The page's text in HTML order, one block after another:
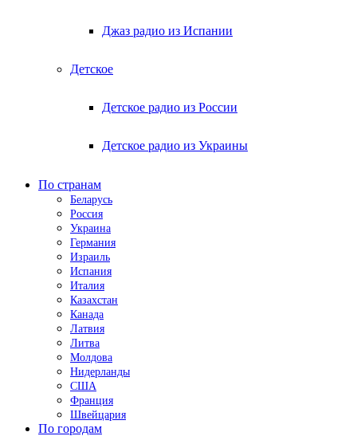
Джаз радио из Испании
Детское
Детское радио из России
Детское радио из Украины
По странам
Беларусь
Россия
Украина
Германия
Израиль
Испания
Италия
Казахстан
Канада
Латвия
Литва
Молдова
Нидерланды
США
Франция
Швейцария
По городам